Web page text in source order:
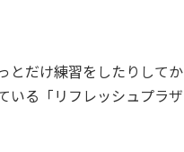
とだけ練習をしたりしてか
いる「リフレッシュプラザ